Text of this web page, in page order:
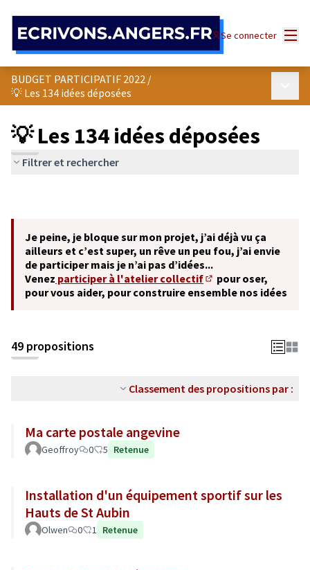
Se connecter
BUDGET PARTICIPATIF 2022 /
💡 Les 134 idées déposées
💡 Les 134 idées déposées
Filtrer et rechercher
Je peine, je bloque sur mon projet, j’ai déjà vu ça
ailleurs et c’est super, un rêve un peu fou, j’ai envie
de participer mais je n’ai pas d’idées...
Venez participer à l'atelier collectif
(S'ouvre dans un
pour oser,
pour vous aider, pour construire ensemble nos idées
49 propositions
Classement des propositions par :
Ma carte postale angevine
Geoffroy 0 5 Retenue
Installation d'un équipement sportif sur les
Hauts de St Aubin
Olwen 0 1 Retenue